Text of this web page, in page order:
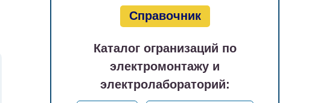
Справочник
Каталог огранизаций по
электромонтажу и
электролабораторий: